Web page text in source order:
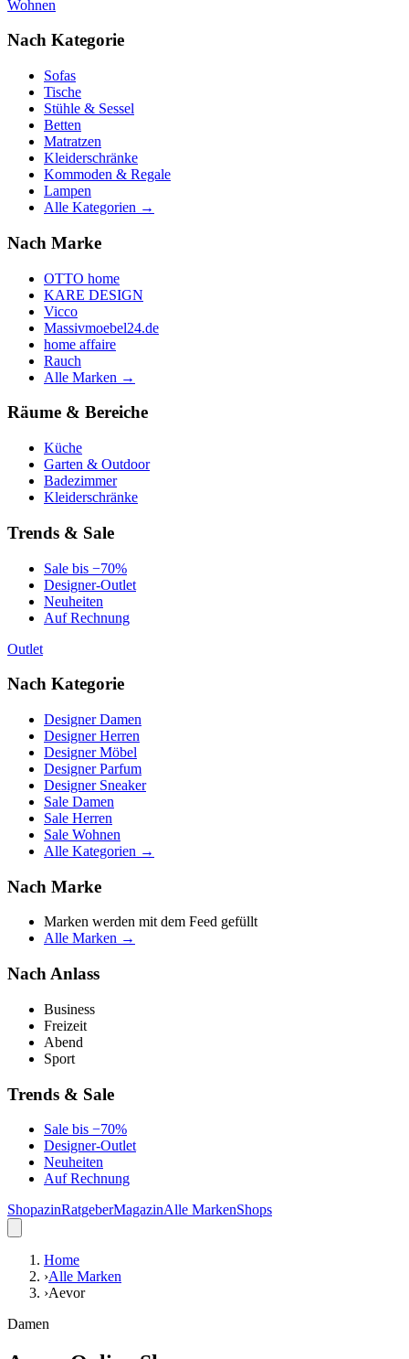
Wohnen
Nach Kategorie
Sofas
Tische
Stühle & Sessel
Betten
Matratzen
Kleiderschränke
Kommoden & Regale
Lampen
Alle Kategorien →
Nach Marke
OTTO home
KARE DESIGN
Vicco
Massivmoebel24.de
home affaire
Rauch
Alle Marken →
Räume & Bereiche
Küche
Garten & Outdoor
Badezimmer
Kleiderschränke
Trends & Sale
Sale bis −70%
Designer-Outlet
Neuheiten
Auf Rechnung
Outlet
Nach Kategorie
Designer Damen
Designer Herren
Designer Möbel
Designer Parfum
Designer Sneaker
Sale Damen
Sale Herren
Sale Wohnen
Alle Kategorien →
Nach Marke
Marken werden mit dem Feed gefüllt
Alle Marken →
Nach Anlass
Business
Freizeit
Abend
Sport
Trends & Sale
Sale bis −70%
Designer-Outlet
Neuheiten
Auf Rechnung
ShopazinRatgeberMagazinAlle MarkenShops
Home
›Alle Marken
›Aevor
Damen